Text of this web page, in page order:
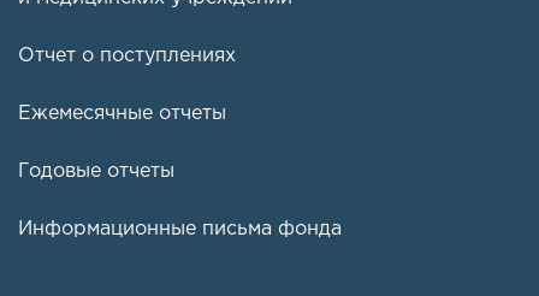
Отчет о поступлениях
Ежемесячные отчеты
Годовые отчеты
Информационные письма фонда